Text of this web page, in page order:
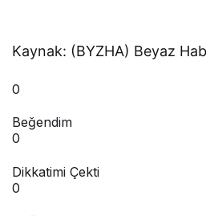
Kaynak: (BYZHA) Beyaz
0
Beğendim
0
Dikkatimi Çekti
0